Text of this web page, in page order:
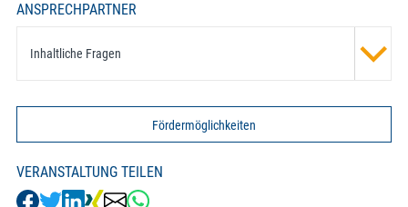
ANSPRECHPARTNER
Inhaltliche Fragen
Fördermöglichkeiten
VERANSTALTUNG TEILEN